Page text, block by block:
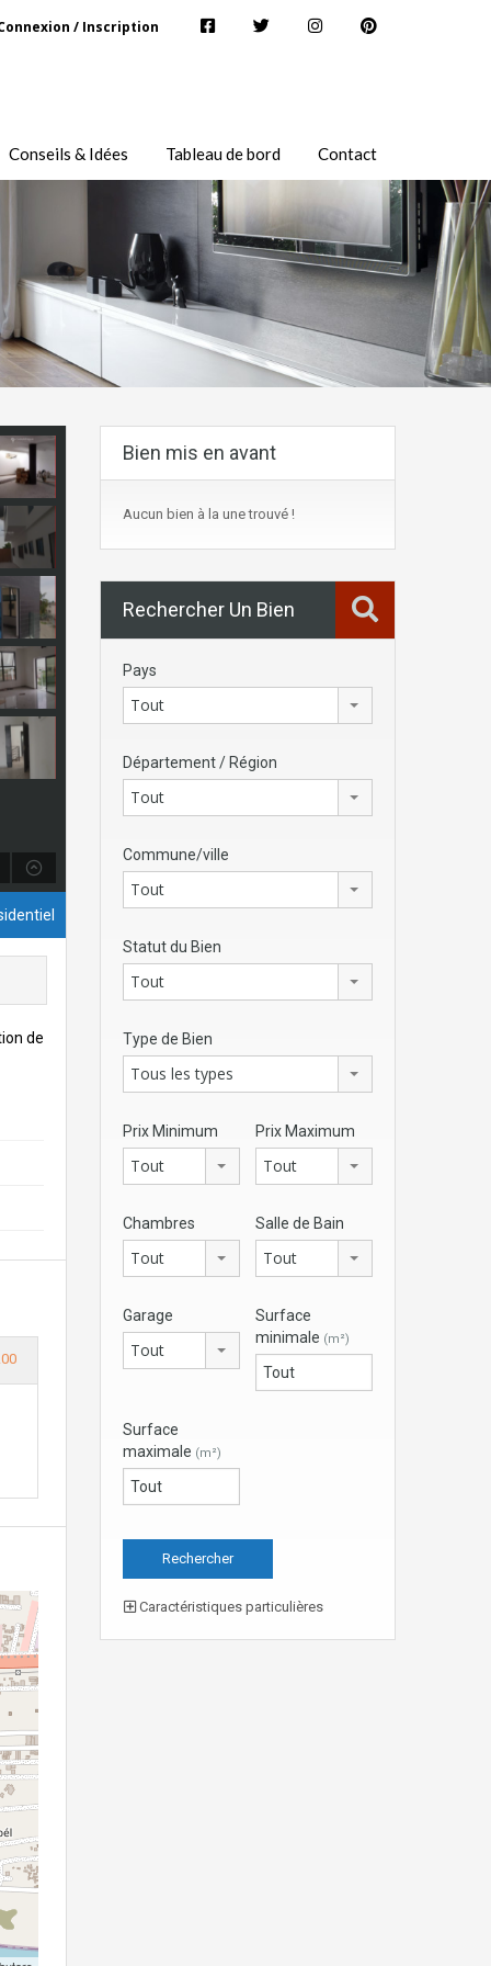
/ Inscription
Conseils & Idées Tableau de bord Contact
de
Bien mis en avant
Aucun bien à la une trouvé !
Rechercher Un Bien
Pays
Tout
Département / Région
Tout
Commune/ville
Tout
Statut du Bien
Tout
Type de Bien
Tous les types
Prix Minimum
Tout
Prix Maximum
Tout
Chambres
Tout
Salle de Bain
Tout
Garage
Tout
Surface
minimale (m²)
Surface
maximale (m²)
Caractéristiques particulières